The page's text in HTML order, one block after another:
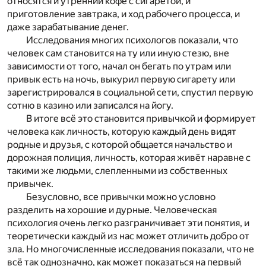
приготовление завтрака, и ход рабочего процесса, и
даже зарабатывание денег.
Исследования многих психологов показали, что
человек сам становится на ту или иную стезю, вне
зависимости от того, начал он бегать по утрам или
привык есть на ночь, выкурил первую сигарету или
зарегистрировался в социальной сети, спустил первую
сотню в казино или записался на йогу.
В итоге всё это становится привычкой и формирует
человека как личность, которую каждый день видят
родные и друзья, с которой общается начальство и
дорожная полиция, личность, которая живёт наравне с
такими же людьми, слепленными из собственных
привычек.
Безусловно, все привычки можно условно
разделить на хорошие и дурные. Человеческая
психология очень легко разграничивает эти понятия, и
теоретически каждый из нас может отличить добро от
зла. Но многочисленные исследования показали, что не
всё так однозначно, как может показаться на первый